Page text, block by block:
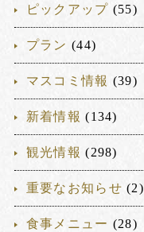
ピックアップ (55)
プラン (44)
マスコミ情報 (39)
新着情報 (134)
観光情報 (298)
重要なお知らせ (2)
食事メニュー (28)